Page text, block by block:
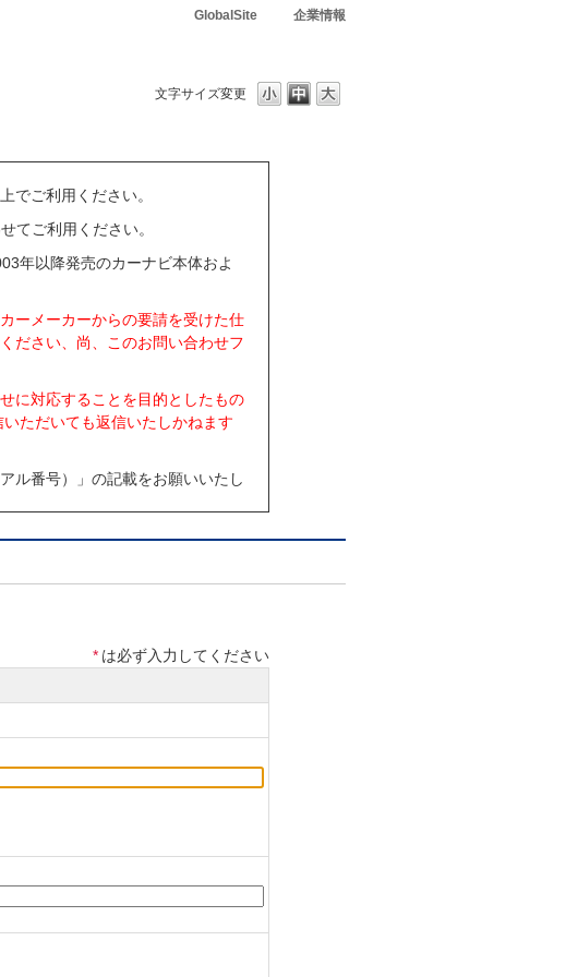
GlobalSite 企業情報
文字サイズ変更
でご利用ください。
てご利用ください。
年以降発売のカーナビ本体およ
ーメーカーからの要請を受けた仕
ださい、尚、このお問い合わせフ
に対応することを目的としたもの
ただいても返信いたしかねます
ル番号）」の記載をお願いいたし
（確認には車両からの取り外しが
です。
サリー、スピーカー、業務用車
談室
17：00)
ーメーカーからの要請を受けた仕
* は必ず入力してください